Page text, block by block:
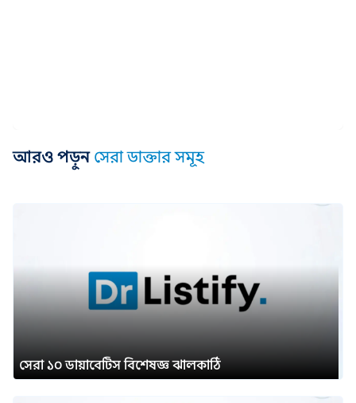
আরও পড়ুন সেরা ডাক্তার সমূহ
সেরা ১০ ডায়াবেটিস বিশেষজ্ঞ ঝালকাঠি